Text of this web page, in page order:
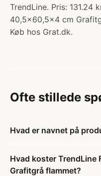
TrendLine. Pris: 131.24
40,5x60,5x4 cm
Køb hos Grat.dk.
Ofte stillede
Hvad er navnet på
Hvad koster
Grafitgrå flammet?